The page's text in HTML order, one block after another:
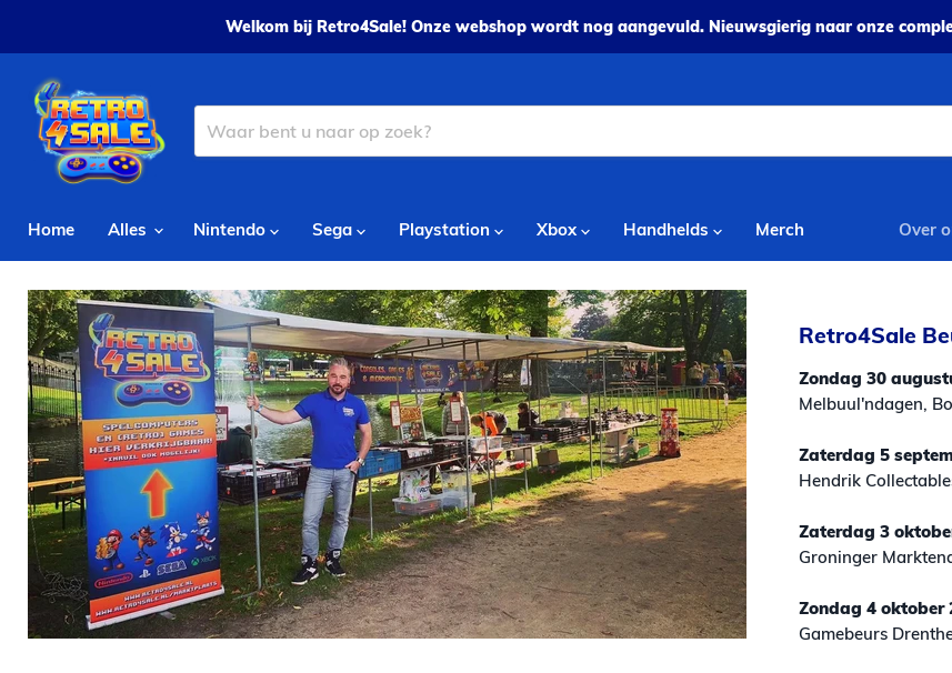
Welkom bij Retro4Sale! Onze webshop wordt nog aangevuld. Nieuwsgierig naar onze
Home Alles Nintendo Sega Playstation Xbox Handhelds Merch Over
Retro4Sale
Zondag 30
Melbuul'ndagen,
Zaterdag 5
Hendrik
Zaterdag 3
Groninger
Zondag 4 oktober
Gamebeurs